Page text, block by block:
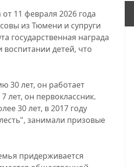
11 февраля 2026 года
из Тюмени и супруги
государственная награда
воспитании детей, что
30 лет, он работает
он первоклассник.
30 лет, в 2017 году
занимали призовые
придерживается